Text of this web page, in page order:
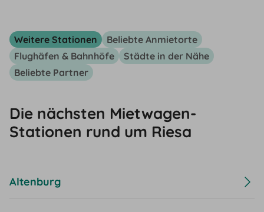
Weitere Stationen
Beliebte Anmietorte
Flughäfen & Bahnhöfe
Städte in der Nähe
Beliebte Partner
Die nächsten Mietwagen-
Stationen rund um Riesa
Altenburg